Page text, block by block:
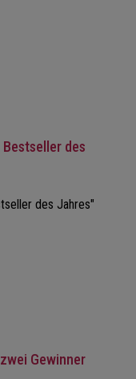
des
des Jahres"
Gewinner